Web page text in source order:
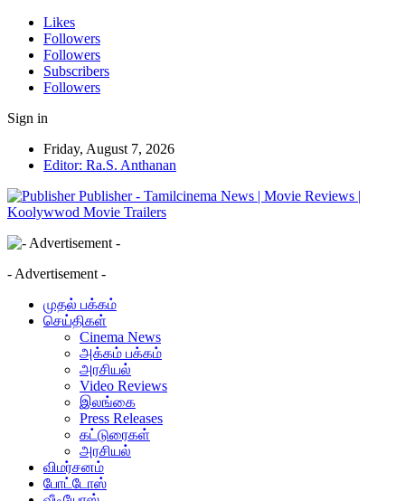
Likes
Followers
Followers
Subscribers
Followers
Sign in
Friday, August 7, 2026
Editor: Ra.S. Anthanan
Publisher - Tamilcinema News | Movie Reviews |
Koolywwod Movie Trailers
- Advertisement -
முதல் பக்கம்
செய்திகள்
Cinema News
அக்கம் பக்கம்
அரசியல்
Video Reviews
இலங்கை
Press Releases
கட்டுரைகள்
அரசியல்
விமர்சனம்
போட்டோஸ்